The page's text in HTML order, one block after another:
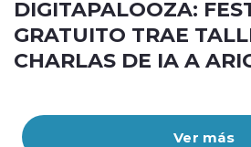
Ver más
DIGITAPALOOZA:
GRATUITO TRAE
CHARLAS DE IA A